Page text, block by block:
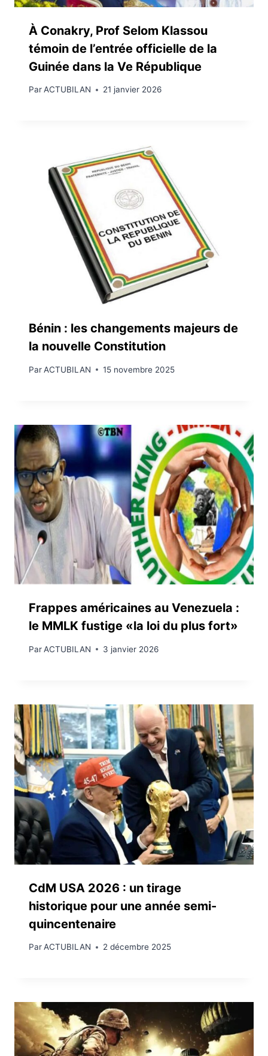
À Conakry, Prof Selom Klassou
témoin de l’entrée officielle de la
Guinée dans la Ve République
ParACTUBILAN 21 janvier 2026
Bénin : les changements majeurs de
la nouvelle Constitution
ParACTUBILAN 15 novembre 2025
Frappes américaines au Venezuela :
le MMLK fustige «la loi du plus fort»
ParACTUBILAN 3 janvier 2026
CdM USA 2026 : un tirage
historique pour une année semi-
quincentenaire
ParACTUBILAN 2 décembre 2025